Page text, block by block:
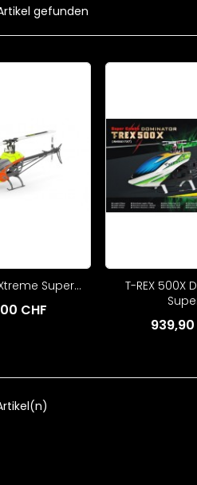
gefunden
Super...
CHF
T-REX 500X
939,90